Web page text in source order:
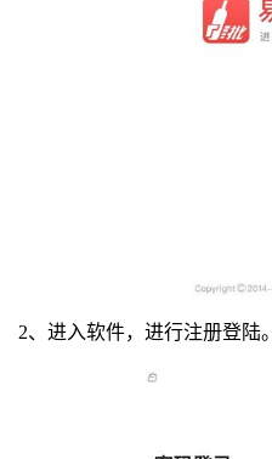
2、进入软件，进行注册登陆。